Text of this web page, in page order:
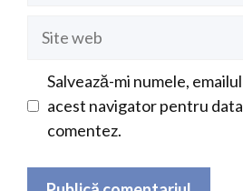
Salvează-mi numele,
acest navigator pentru
comentez.